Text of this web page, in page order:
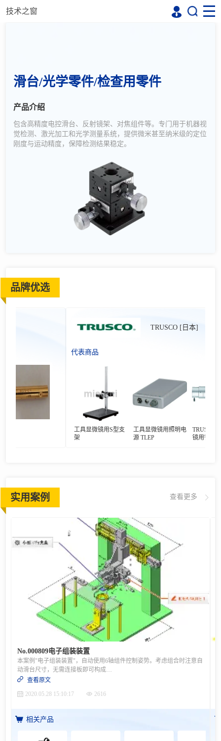
技术之窗
滑台/光学零件/检查用零件
产品介绍
包含高精度电控滑台、反射镜架、对焦组件等。专门用于机器视
觉检测、激光加工和光学测量系统，提供微米甚至纳米级的定位
刚度与运动精度，保障检测结果稳定。
品牌优选
TRUSCO [日本]
代表商品
工具显微镜用S型支
工具显微镜用照明电
源 TLEP
TRUSCO 工具
镜用镜筒
实用案例 查看更多
No.000809电子组装装置
本案例"电子组装装置"，自动使用6轴组件控制姿势。考虑组合时注意自
动滑台尺寸，无需连接板即可构成组合考虑到视野范围可能会变更，采用了变焦镜头。用途· 在组装工件前进行校准 设计要点，尺寸规格等更多案例信息，请点击进入案例详情
查看原文
2020.05.28 15:10:17
2616
相关产品